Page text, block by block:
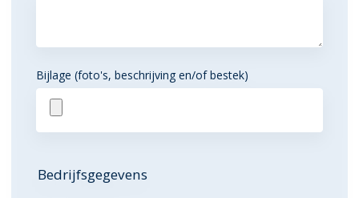
Bijlage (foto's, beschrijving en/of bestek)
Bedrijfsgegevens